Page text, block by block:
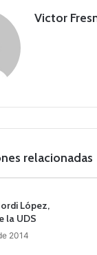
Victor
relacionadas
López,
la UDS
2014